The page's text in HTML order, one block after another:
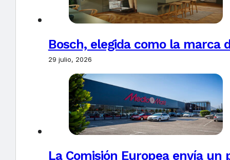
Bosch, elegida como la marca
29 julio, 2026
La Comisión Europea envía un